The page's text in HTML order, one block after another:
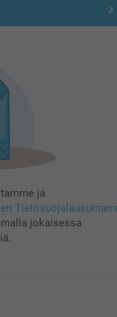
ja
jokaisessa